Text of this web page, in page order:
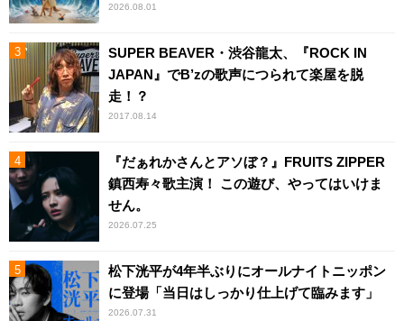
2026.08.01
SUPER BEAVER・渋谷龍太、『ROCK IN
JAPAN』でB’zの歌声につられて楽屋を脱
走！？
2017.08.14
『だぁれかさんとアソぼ？』FRUITS ZIPPER
鎮西寿々歌主演！ この遊び、やってはいけま
せん。
2026.07.25
松下洸平が4年半ぶりにオールナイトニッポン
に登場「当日はしっかり仕上げて臨みます」
2026.07.31